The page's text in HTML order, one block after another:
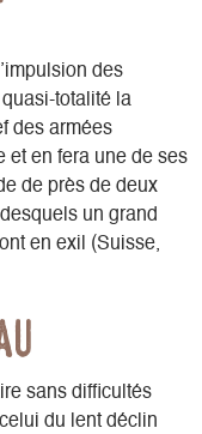
des
totalité la
des armées
et en fera une de ses
de près de deux
un grand
en exil (Suisse,
sans difficultés
du lent déclin